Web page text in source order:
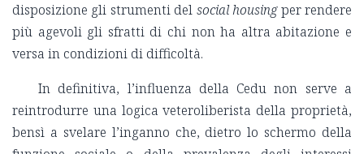
disposizione gli strumenti del social housingper rendere
più agevoli gli sfratti di chi non ha altra abitazione e
versa in condizioni di difficoltà.
In definitiva, l’influenza della Cedu non serve a
reintrodurre una logica veteroliberista della proprietà,
bensì a svelare l’inganno che, dietro lo schermo della